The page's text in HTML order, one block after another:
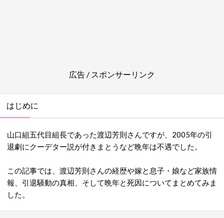
広告 / スポンサーリンク
はじめに
山口組五代目組長であった渡辺芳則さんですが、2005年の引
退劇にクーデター説が付きまとうなど晩年は不遇でした。
この記事では、渡辺芳則さんの経歴や嫁と息子・娘など家族情
報、引退騒動の真相、そして晩年と死因についてまとめてみま
した。